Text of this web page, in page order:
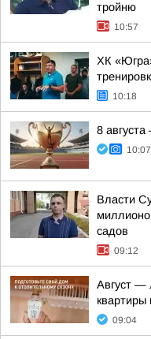
тройню
10:57
ХК
10:18
8
10:07
Власти
садов
09:12
Август —
квартиры
09:04